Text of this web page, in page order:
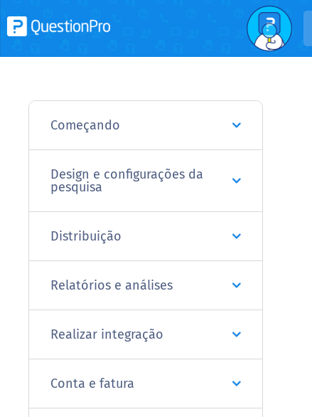
Começando
Design e configurações da
pesquisa
Distribuição
Relatórios e análises
Realizar integração
Conta e fatura